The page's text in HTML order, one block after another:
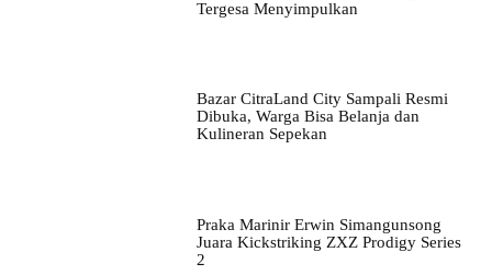
Tergesa Menyimpulkan
Bazar CitraLand City Sampali Resmi
Dibuka, Warga Bisa Belanja dan
Kulineran Sepekan
Praka Marinir Erwin Simangunsong
Juara Kickstriking ZXZ Prodigy Series
2